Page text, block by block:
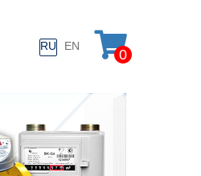
RU EN
0